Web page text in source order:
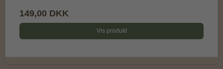
149,00 DKK
Vis produkt